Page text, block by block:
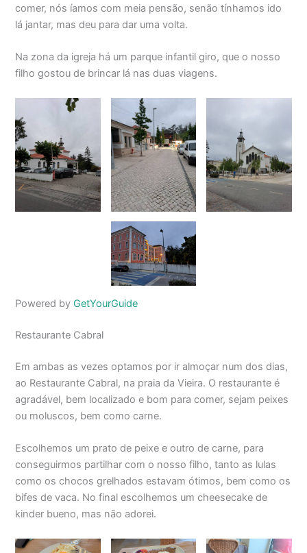
comer, nós íamos com meia pensão, senão tínhamos ido
lá jantar, mas deu para dar uma volta.
Na zona da igreja há um parque infantil giro, que o nosso
filho gostou de brincar lá nas duas viagens.
Powered by GetYourGuide
Restaurante Cabral
Em ambas as vezes optamos por ir almoçar num dos dias,
ao Restaurante Cabral, na praia da Vieira. O restaurante é
agradável, bem localizado e bom para comer, sejam peixes
ou moluscos, bem como carne.
Escolhemos um prato de peixe e outro de carne, para
conseguirmos partilhar com o nosso filho, tanto as lulas
como os chocos grelhados estavam ótimos, bem como os
bifes de vaca. No final escolhemos um cheesecake de
kinder bueno, mas não adorei.